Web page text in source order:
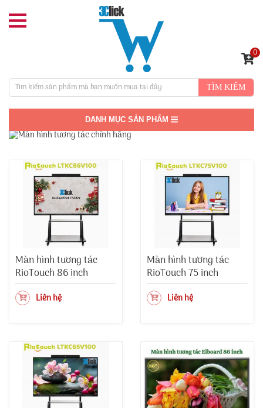
TÌM KIẾM
0
DANH MỤC SẢN PHẨM
Màn hình tương tác
RioTouch 86 inch
Liên hệ
Màn hình tương tác
RioTouch 75 inch
Liên hệ